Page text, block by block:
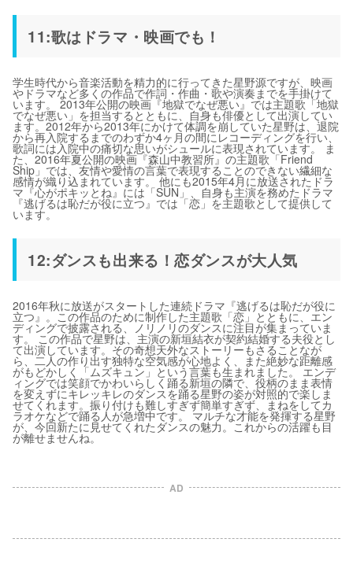
11:歌はドラマ・映画でも！
学生時代から音楽活動を精力的に行ってきた星野源ですが、映画
やドラマなど多くの作品で作詞・作曲・歌や演奏までを手掛けて
います。 2013年公開の映画『地獄でなぜ悪い』では主題歌「地獄
でなぜ悪い」を担当するとともに、自身も俳優として出演してい
ます。2012年から2013年にかけて体調を崩していた星野は、退院
から再入院するまでのわずか4ヶ月の間にレコーディングを行い、
歌詞には入院中の痛切な思いがシュールに表現されています。 ま
た、2016年夏公開の映画『森山中教習所』の主題歌「Friend
Ship」では、友情や愛情の言葉で表現することのできない繊細な
感情が織り込まれています。 他にも2015年4月に放送されたドラ
マ『心がポキッとね』には「SUN」、自身も主演を務めたドラマ
『逃げるは恥だが役に立つ』では「恋」を主題歌として提供して
います。
12:ダンスも出来る！恋ダンスが大人気
2016年秋に放送がスタートした連続ドラマ『逃げるは恥だが役に
立つ』。この作品のために制作した主題歌「恋」とともに、エン
ディングで披露される、ノリノリのダンスに注目が集まっていま
す。 この作品で星野は、主演の新垣結衣が契約結婚する夫役とし
て出演しています。その奇想天外なストーリーもさることなが
ら、二人の作り出す独特な空気感が心地よく、また絶妙な距離感
がもどかしく「ムズキュン」という言葉も生まれました。 エンデ
ィングでは笑顔でかわいらしく踊る新垣の隣で、役柄のまま表情
を変えずにキレッキレのダンスを踊る星野の姿が対照的で楽しま
せてくれます。振り付けも難しすぎず簡単すぎず、まねをしてカ
ラオケなどで踊る人が急増中です。 マルチな才能を発揮する星野
が、今回新たに見せてくれたダンスの魅力。これからの活躍も目
が離せませんね。
AD